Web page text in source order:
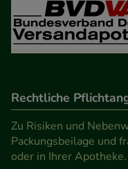
zu gestalten. Bitte
teilweise an Dritte
Medien übertragen
Rechtliche
Zu Risiken und
Packungsbeilage und
oder in Ihrer Apotheke.